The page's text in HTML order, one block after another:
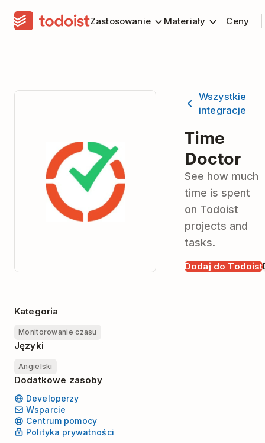
Zastosowanie Materiały Ceny
Wszystkie
integracje
Time
Doctor
See how much
time is spent
on Todoist
projects and
tasks.
Dodaj do Todoist
Kategoria
Monitorowanie czasu
Języki
Angielski
Dodatkowe zasoby
Developerzy
Wsparcie
Centrum pomocy
Polityka prywatności